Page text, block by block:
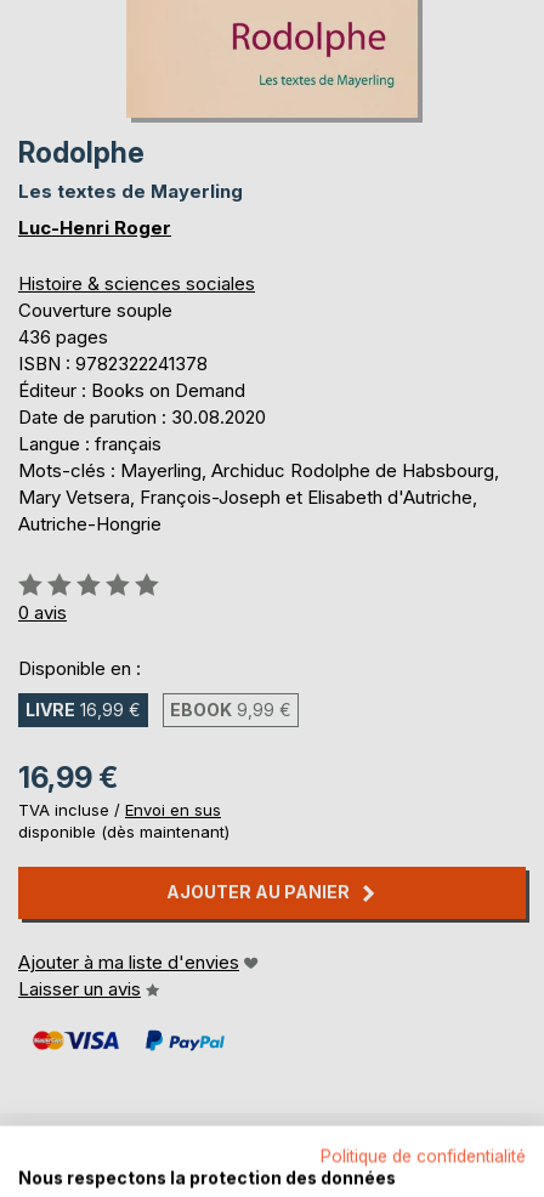
Rodolphe
Les textes de Mayerling
Luc-Henri Roger
Histoire & sciences sociales
Couverture souple
436 pages
ISBN : 9782322241378
Éditeur : Books on Demand
Date de parution : 30.08.2020
Langue : français
Mots-clés : Mayerling, Archiduc Rodolphe de Habsbourg,
Mary Vetsera, François-Joseph et Elisabeth d'Autriche,
Autriche-Hongrie
Évaluation:
0%
0 avis
Disponible en :
LIVRE 16,99 € EBOOK 9,99 €
16,99 €
TVA incluse / Envoi en sus
disponible (dès maintenant)
AJOUTER AU PANIER
Ajouter à ma liste d'envies
Laisser un avis
DESCRIPTION
Politique de confidentialité
Nous respectons la protection des données